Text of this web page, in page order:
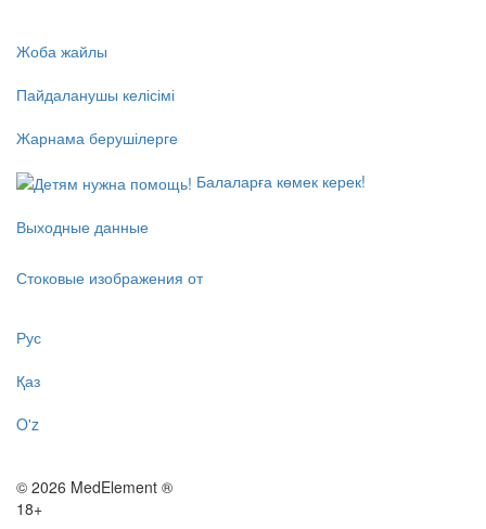
Жоба жайлы
Пайдаланушы келісімі
Жарнама берушілерге
Балаларға көмек керек!
Выходные данные
Стоковые изображения от
Рус
Қаз
O'z
© 2026 MedElement ®
18+